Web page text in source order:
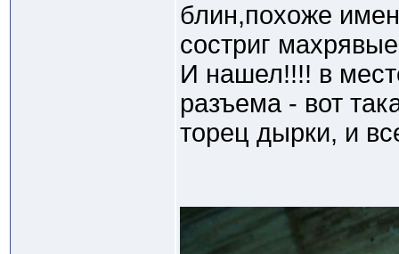
блин,похоже
состриг
И нашел!!!! в
разъема - вот
торец дырки, и